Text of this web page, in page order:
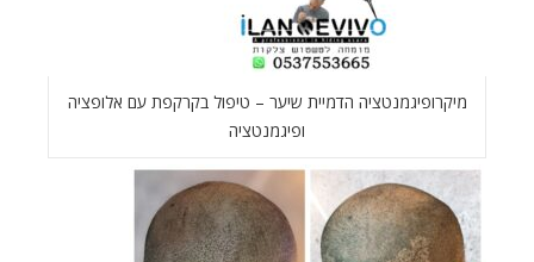
מיקרופיגמנטציה הדמיית שיער – טיפול בקרקפת עם אלופציה
ופיגמנטציה